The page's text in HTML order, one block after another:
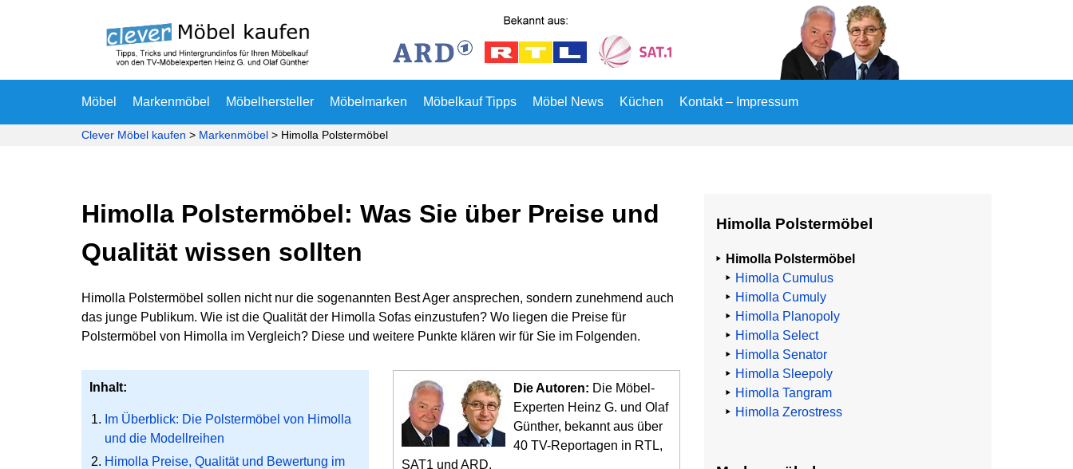
Möbel Markenmöbel Möbelhersteller Möbelmarken Möbelkauf Tipps Möbel News Küchen Kontakt – Impressum
Clever Möbel kaufen > Markenmöbel > Himolla Polstermöbel
Himolla Polstermöbel: Was Sie über Preise und
Qualität wissen sollten
Himolla Polstermöbel sollen nicht nur die sogenannten Best Ager ansprechen, sondern zunehmend auch
das junge Publikum. Wie ist die Qualität der Himolla Sofas einzustufen? Wo liegen die Preise für
Polstermöbel von Himolla im Vergleich? Diese und weitere Punkte klären wir für Sie im Folgenden.
Inhalt:
Im Überblick: Die Polstermöbel von Himolla
und die Modellreihen
Himolla Preise, Qualität und Bewertung im
Die Autoren: Die Möbel-
Experten Heinz G. und Olaf
Günther, bekannt aus über
40 TV-Reportagen in RTL,
SAT1 und ARD.
Himolla Polstermöbel
Himolla Polstermöbel
Himolla Cumulus
Himolla Cumuly
Himolla Planopoly
Himolla Select
Himolla Senator
Himolla Sleepoly
Himolla Tangram
Himolla Zerostress